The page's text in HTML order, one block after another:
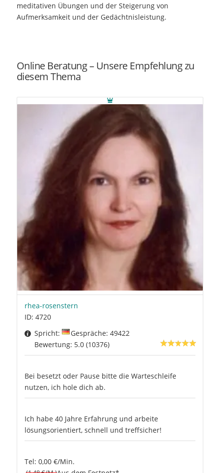
meditativen Übungen und der Steigerung von
Aufmerksamkeit und der Gedächtnisleistung.
Online Beratung – Unsere Empfehlung zu
diesem Thema
rhea-rosenstern
ID: 4720
Spricht:
Gespräche: 49422
Bewertung: 5.0 (10376)
Bei besetzt oder Pause bitte die Warteschleife
nutzen, ich hole dich ab.
Ich habe 40 Jahre Erfahrung und arbeite
lösungsorientiert, schnell und treffsicher!
Tel: 0,00 €/Min.